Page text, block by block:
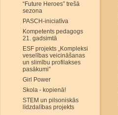
“Future Heroes” trešā
sezona
PASCH-iniciatīva
Kompetents pedagogs
21. gadsimtā
ESF projekts „Kompleksi
veselības veicināšanas
un slimību profilakses
pasākumi”
Girl Power
Skola - kopienā!
STEM un pilsoniskās
līdzdalības projekts